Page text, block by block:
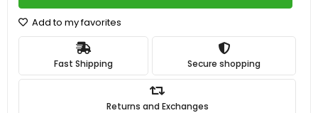
Add to my favorites
Fast Shipping Secure shopping
Returns and Exchanges